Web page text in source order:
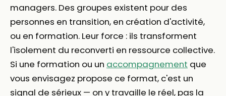
managers. Des groupes existent pour des
personnes en transition, en création d'activité,
ou en formation. Leur force : ils transforment
l'isolement du reconverti en ressource collective.
Si une formation ou un accompagnement que
vous envisagez propose ce format, c'est un
signal de sérieux — on y travaille le réel, pas la